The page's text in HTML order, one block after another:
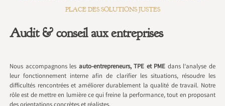
PLACE DES SOLUTIONS JUSTES
Audit & conseil aux entreprises
Nous accompagnons les auto-entrepreneurs, TPE et PME dans l’analyse de
leur fonctionnement interne afin de clarifier les situations, résoudre les
difficultés rencontrées et améliorer durablement la qualité de travail. Notre
rôle est de mettre en lumière ce qui freine la performance, tout en proposant